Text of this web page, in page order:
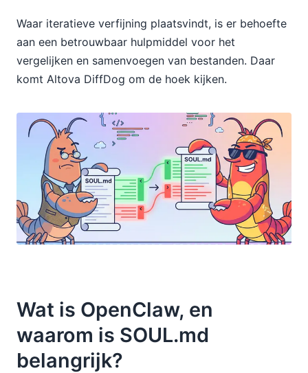
Waar iteratieve verfijning plaatsvindt, is er behoefte
aan een betrouwbaar hulpmiddel voor het
vergelijken en samenvoegen van bestanden. Daar
komt Altova DiffDog om de hoek kijken.
Wat is OpenClaw, en
waarom is SOUL.md
belangrijk?